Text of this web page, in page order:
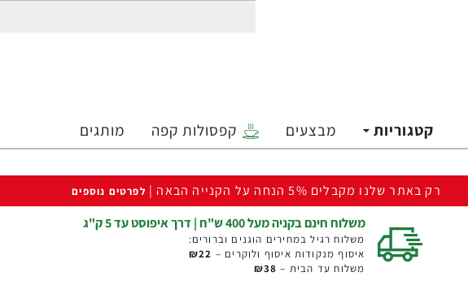
קטגוריות מבצעים קפסולות קפה מותגים
רק באתר שלנו מקבלים 5% הנחה על הקנייה הבאה | לפרטים נוספים
משלוח חינם בקניה מעל 400 ש"ח | דרך איפוסט עד 5 ק"ג
משלוח רגיל במחירים הוגנים וברורים:
איסוף מנקודות איסוף ולוקרים – ₪22
משלוח עד הבית – ₪38